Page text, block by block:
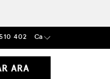
402 Ca
ARA